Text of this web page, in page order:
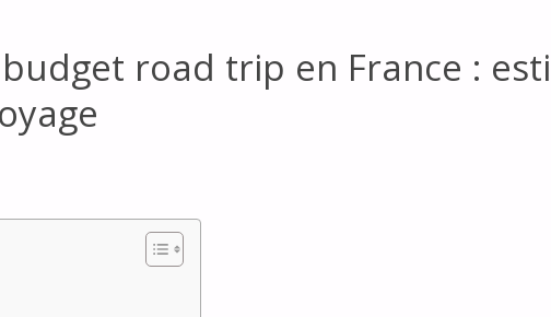
road trip en France :